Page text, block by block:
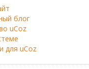
блог
uCoz
для uCoz